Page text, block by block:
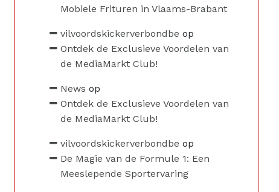
Mobiele Frituren in Vlaams-Brabant
vilvoordskickerverbondbe op
Ontdek de Exclusieve Voordelen van
de MediaMarkt Club!
News op
Ontdek de Exclusieve Voordelen van
de MediaMarkt Club!
vilvoordskickerverbondbe op
De Magie van de Formule 1: Een
Meeslepende Sportervaring